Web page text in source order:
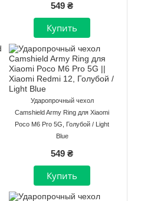
549 ₴
Ударопрочный чехол
Camshield Army Ring для Xiaomi
Poco M6 Pro 5G, Голубой / Light
Blue
549 ₴